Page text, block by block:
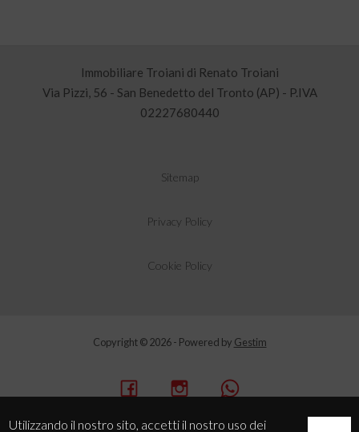
Immobiliare Troiani di Renato Troiani
Via Pizzi, 56 - San Benedetto del Tronto (AP) - P.IVA
02227680440
Sitemap
Privacy Policy
Cookie Policy
Copyright © 2026 - Powered by Gestim
Utilizzando il nostro sito, accetti il nostro uso dei